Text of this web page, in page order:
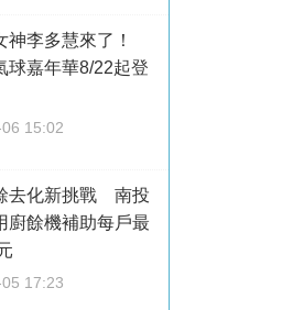
神李多慧來了！
球嘉年華8/22起登
15:02
去化新挑戰 南投
廚餘機補助每戶最
17:23